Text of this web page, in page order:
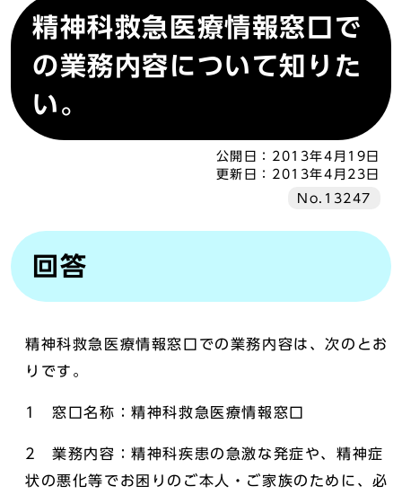
精神科救急医療情報窓口で
の業務内容について知りた
い。
公開日： 2013年4月19日
更新日： 2013年4月23日
No.13247
回答
精神科救急医療情報窓口での業務内容は、次のとお
りです。
1 窓口名称：精神科救急医療情報窓口
2 業務内容：精神科疾患の急激な発症や、精神症
状の悪化等でお困りのご本人・ご家族のために、必